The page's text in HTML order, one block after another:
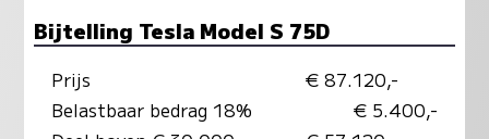
Bijtelling Tesla Model S 75D
Prijs
€ 87.120,-
Belastbaar bedrag 18%
€ 5.400,-